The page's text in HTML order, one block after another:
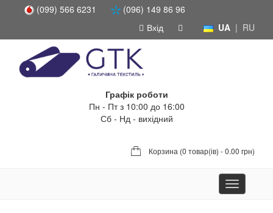
(099) 566 6231
(096) 149 86 96
UA | RU
Вхід
Графік роботи
Пн - Пт з 10:00 до 16:00
Сб - Нд - вихідний
Корзина (0 товар(ів) - 0.00 грн)
Toggle
navigation